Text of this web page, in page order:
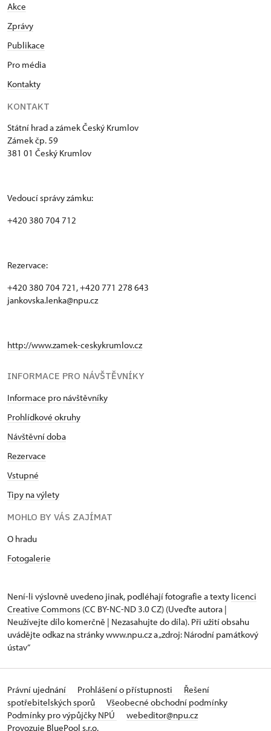
Akce
Zprávy
Publikace
Pro média
Kontakty
KONTAKT
Státní hrad a zámek Český Krumlov
Zámek čp. 59
381 01 Český Krumlov
Vedoucí správy zámku:
+420 380 704 712
Rezervace:
+420 380 704 721, +420 771 278 643
jankovska.lenka@npu.cz
http://www.zamek-ceskykrumlov.cz
INFORMACE PRO NÁVŠTĚVNÍKY
Informace pro návštěvníky
Prohlídkové okruhy
Návštěvní doba
Rezervace
Vstupné
Tipy na výlety
MOHLO BY VÁS ZAJÍMAT
O hradu
Fotogalerie
Není-li výslovně uvedeno jinak, podléhají fotografie a texty licenci
Creative Commons (CC BY-NC-ND 3.0 CZ) (Uveďte autora |
Neužívejte dílo komerčně | Nezasahujte do díla). Při užití obsahu
uvádějte odkaz na stránky www.npu.cz a „zdroj: Národní památkový
ústav“
Právní ujednání Prohlášení o přístupnosti
Řešení
spotřebitelských sporů
Všeobecné obchodní podmínky
Podmínky pro výpůjčky NPÚ
webeditor@npu.cz
Provozuje BluePool s.r.o.